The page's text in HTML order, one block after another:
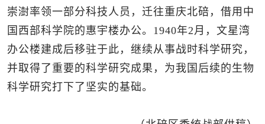
崇澍率领一部分科技人员，迁往重庆北碚，借用中
国西部科学院的惠宇楼办公。1940年2月，文星湾
办公楼建成后移驻于此，继续从事战时科学研究，
并取得了重要的科学研究成果，为我国后续的生物
科学研究打下了坚实的基础。